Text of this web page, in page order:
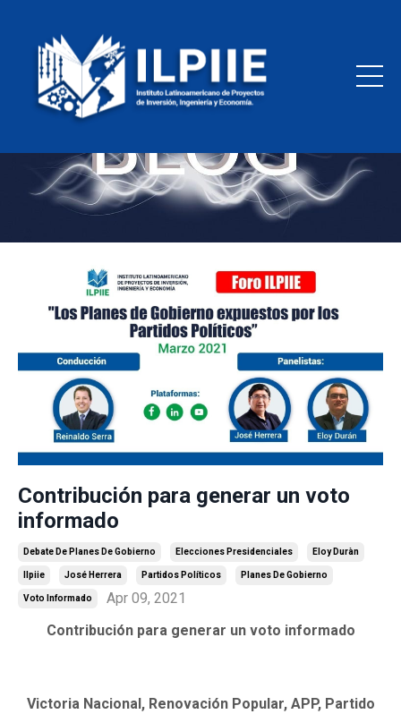
Contribución para generar un voto
informado
Debate De Planes De Gobierno Elecciones Presidenciales Eloy Duràn
Ilpiie José Herrera Partidos Políticos Planes De Gobierno
Voto Informado
Apr 09, 2021
Contribución para generar un voto informado
Victoria Nacional, Renovación Popular, APP, Partido